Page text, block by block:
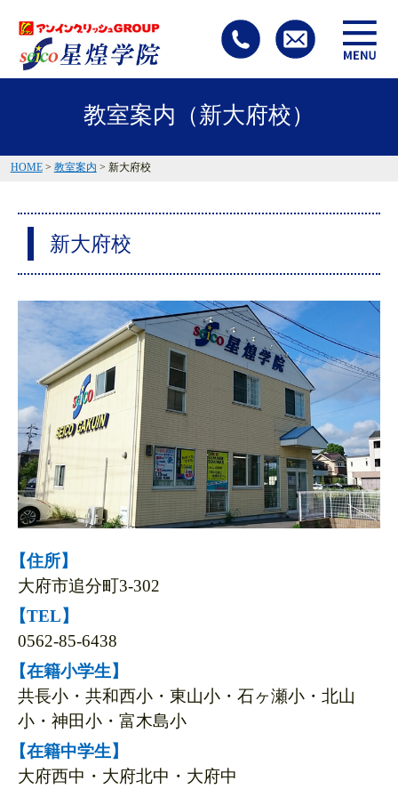
教室案内（新大府校）
HOME> 教室案内 > 新大府校
新大府校
【住所】
大府市追分町3-302
【TEL】
0562-85-6438
【在籍小学生】
共長小・共和西小・東山小・石ヶ瀬小・北山
小・神田小・富木島小
【在籍中学生】
大府西中・大府北中・大府中